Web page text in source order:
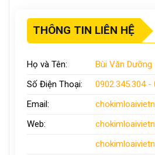
THÔNG TIN LIÊN HỆ
Họ và Tên:
Bùi Văn Dưỡng
Số Điện Thoại:
0902.345.304 -
Email:
Web: